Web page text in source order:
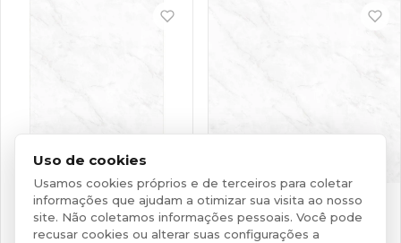
LAGO CZ 32
32x45cm
BRILHANTE
LAGO CZ 45
45x45cm
BRILHANTE
Uso de cookies
Usamos cookies próprios e de terceiros para coletar
informações que ajudam a otimizar sua visita ao nosso
site. Não coletamos informações pessoais. Você pode
recusar cookies ou alterar suas configurações a